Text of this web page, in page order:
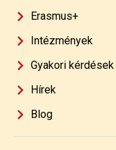
Erasmus+
Intézmények
Gyakori kérdések
Hírek
Blog